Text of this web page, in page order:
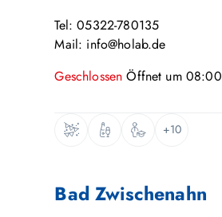
Tel: 05322-780135
Mail: info@holab.de
GeschlossenÖffnet um 08:00
+10
Bad Zwischenahn